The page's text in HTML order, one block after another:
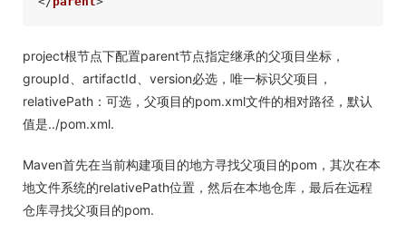
project根节点下配置parent节点指定继承的父项目坐标，
groupId、artifactId、version必选，唯一标识父项目，
relativePath：可选，父项目的pom.xml文件的相对路径，默认
值是../pom.xml.
Maven首先在当前构建项目的地方寻找父项目的pom，其次在本
地文件系统的relativePath位置，然后在本地仓库，最后在远程
仓库寻找父项目的pom.